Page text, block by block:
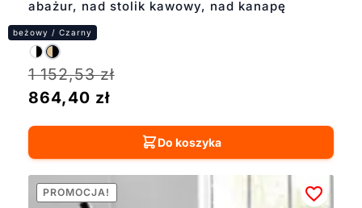
abażur, nad stolik kawowy, nad kanapę
1 152,53zł
864,40 zł
Do koszyka
PROMOCJA!